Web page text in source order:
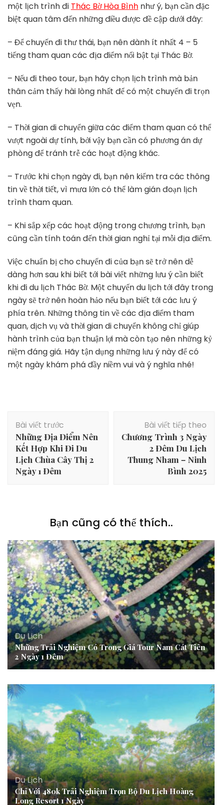
một lịch trình đi Thác Bờ Hòa Bình như ý, bạn cần đặc
biệt quan tâm đến những điều được đề cập dưới đây:
– Để chuyến đi thư thái, bạn nên dành ít nhất 4 – 5
tiếng tham quan các địa điểm nổi bật tại Thác Bờ.
– Nếu đi theo tour, bạn hãy chọn lịch trình mà bản
thân cảm thấy hài lòng nhất để có một chuyến đi trọn
vẹn.
– Thời gian di chuyển giữa các điểm tham quan có thể
vượt ngoài dự tính, bởi vậy bạn cần có phương án dự
phòng để tránh trễ các hoạt động khác.
– Trước khi chọn ngày đi, bạn nên kiểm tra các thông
tin về thời tiết, vì mưa lớn có thể làm gián đoạn lịch
trình tham quan.
– Khi sắp xếp các hoạt động trong chương trình, bạn
cũng cần tính toán đến thời gian nghỉ tại mỗi địa điểm.
Việc chuẩn bị cho chuyến đi của bạn sẽ trở nên dễ
dàng hơn sau khi biết tới bài viết những lưu ý cần biết
khi đi du lịch Thác Bờ. Một chuyến du lịch tới đây trong
ngày sẽ trở nên hoàn hảo nếu bạn biết tới các lưu ý
phía trên. Những thông tin về các địa điểm tham
quan, dịch vụ và thời gian di chuyển không chỉ giúp
hành trình của bạn thuận lợi mà còn tạo nên những kỷ
niệm đáng giá. Hãy tận dụng những lưu ý này để có
một ngày khám phá đầy niềm vui và ý nghĩa nhé!
Điều
hướng
bài
viết
Bài viết trước
Những Địa Điểm Nên
Kết Hợp Khi Đi Du
Lịch Chùa Cây Thị 2
Ngày 1 Đêm
Bài viết tiếp theo
Chương Trình 3 Ngày
2 Đêm Du Lịch
Thung Nham – Ninh
Bình 2025
Bạn cũng có thể thích..
Du Lịch
Những Trải Nghiệm Có Trong Giá Tour Nam Cát Tiên
2 Ngày 1 Đêm
Du Lịch
Chỉ Với 480k Trải Nghiệm Trọn Bộ Du Lịch Hoàng
Long Resort 1 Ngày